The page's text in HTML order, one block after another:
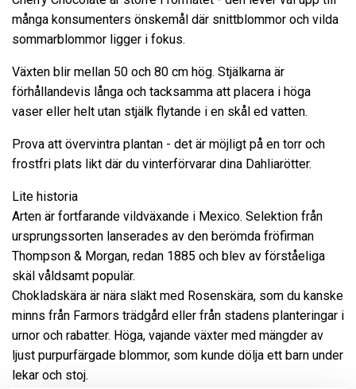
många konsumenters önskemål där snittblommor och vilda
sommarblommor ligger i fokus.
Växten blir mellan 50 och 80 cm hög. Stjälkarna är
förhållandevis långa och tacksamma att placera i höga
vaser eller helt utan stjälk flytande i en skål ed vatten.
Prova att övervintra plantan - det är möjligt på en torr och
frostfri plats likt där du vinterförvarar dina Dahliarötter.
Lite historia
Arten är fortfarande vildväxande i Mexico. Selektion från
ursprungssorten lanserades av den berömda fröfirman
Thompson & Morgan, redan 1885 och blev av förståeliga
skäl våldsamt populär.
Chokladskära är nära släkt med Rosenskära, som du kanske
minns från Farmors trädgård eller från stadens planteringar i
urnor och rabatter. Höga, vajande växter med mängder av
ljust purpurfärgade blommor, som kunde dölja ett barn under
lekar och stoj.